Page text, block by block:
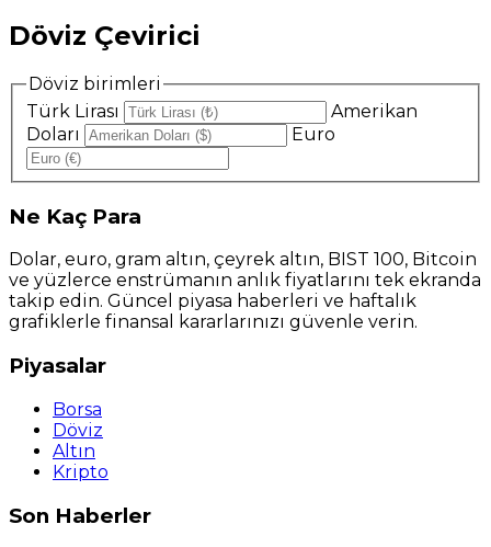
Döviz Çevirici
Döviz birimleri
Türk Lirası
Amerikan
Doları
Euro
Ne Kaç Para
Dolar, euro, gram altın, çeyrek altın, BIST 100, Bitcoin
ve yüzlerce enstrümanın anlık fiyatlarını tek ekranda
takip edin. Güncel piyasa haberleri ve haftalık
grafiklerle finansal kararlarınızı güvenle verin.
Piyasalar
Borsa
Döviz
Altın
Kripto
Son Haberler